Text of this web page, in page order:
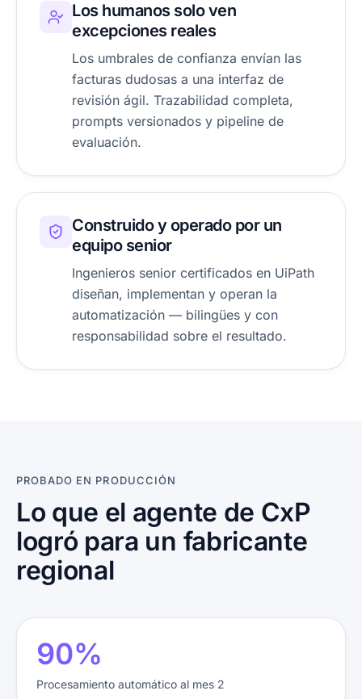
Los humanos solo ven
excepciones reales
Los umbrales de confianza envían las
facturas dudosas a una interfaz de
revisión ágil. Trazabilidad completa,
prompts versionados y pipeline de
evaluación.
Construido y operado por un
equipo senior
Ingenieros senior certificados en UiPath
diseñan, implementan y operan la
automatización — bilingües y con
responsabilidad sobre el resultado.
PROBADO EN PRODUCCIÓN
Lo que el agente de CxP
logró para un fabricante
regional
92%
Procesamiento automático al mes 2